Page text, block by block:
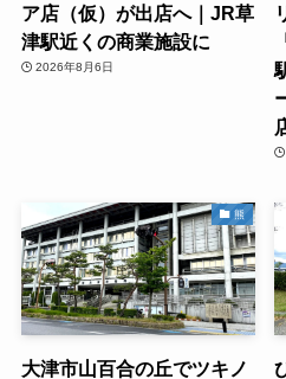
ア店（仮）が出店へ｜JR草
津駅近くの商業施設に
2026年8月6日
熊
大津市山百合の丘でツキノ